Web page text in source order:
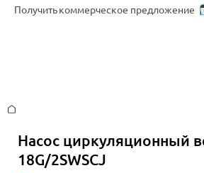
Получитькоммерческое предложение
Насос циркуляционный
18G/2SWSCJ